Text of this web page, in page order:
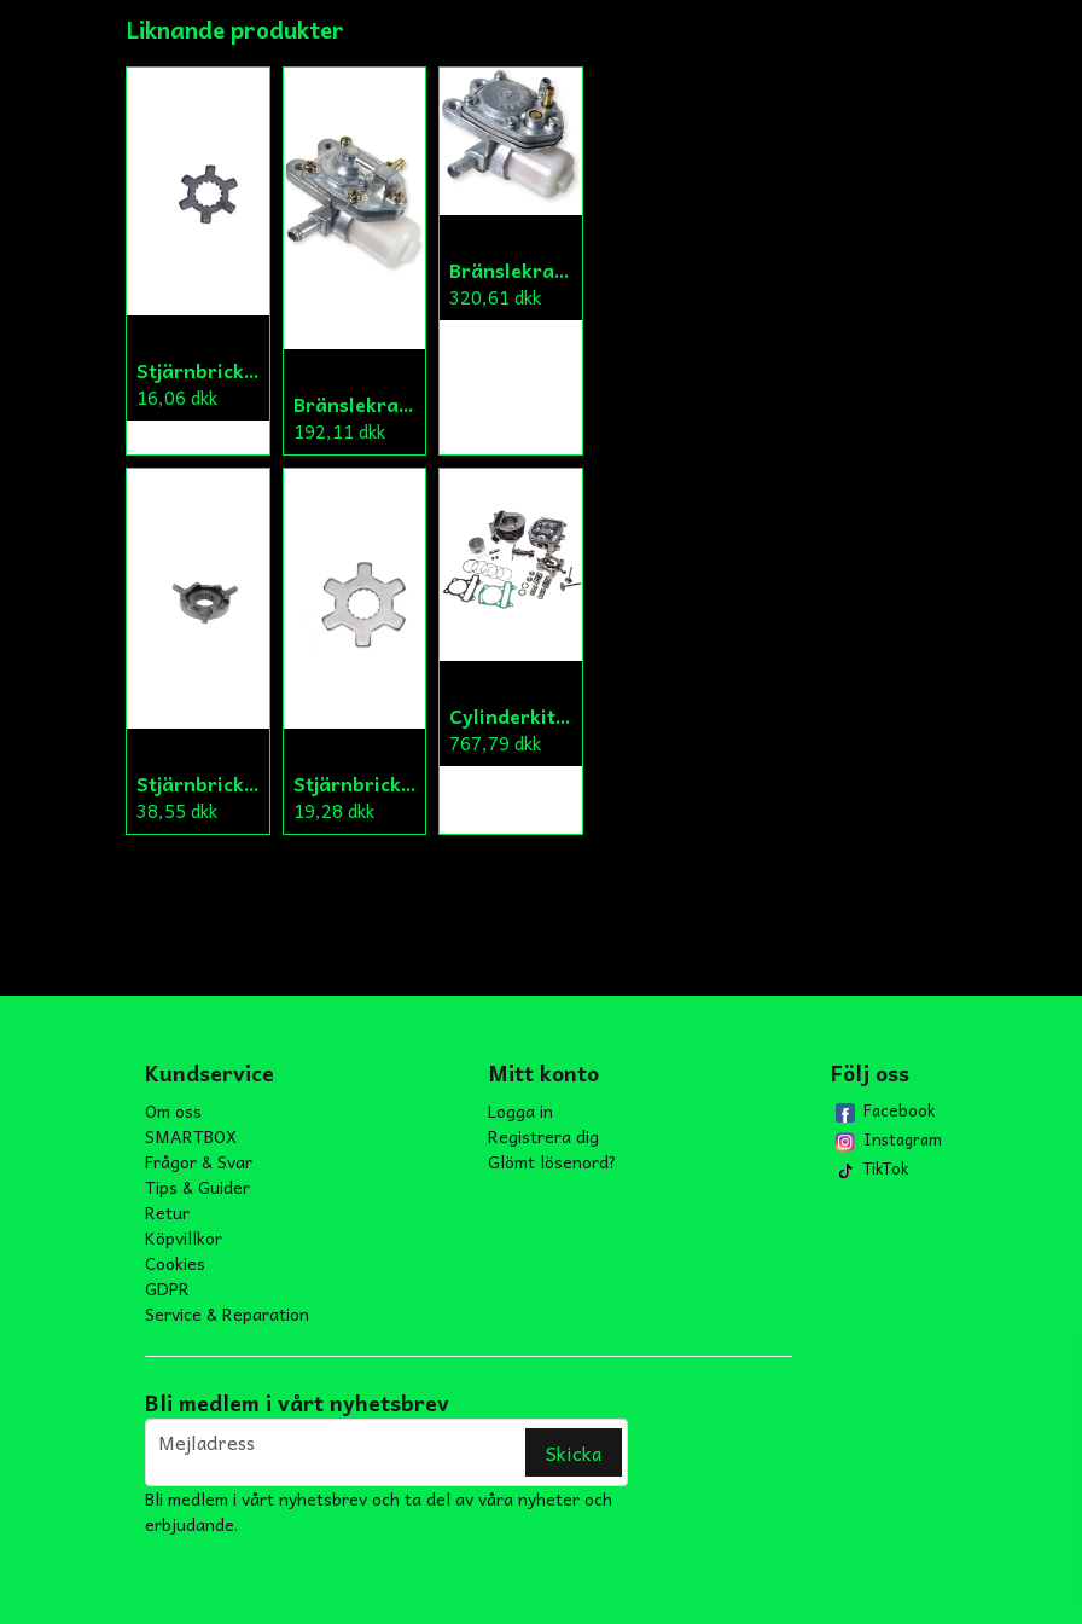
Liknande produkter
Stjärnbricka 16/14mm Yttre Remskiva
16,06 dkk Bränslekran/Vakuumpump PGO
192,11 dkk
Bränslekran/Vakuumpump PGO
320,61 dkk
Stjärnbricka 13/14mm
38,55 dkk
Stjärnbricka 12/13mm Yttre Remskiva
19,28 dkk
Cylinderkit Komplett 150cc GY6
767,79 dkk
Kundservice
Om oss
SMARTBOX
Frågor & Svar
Tips & Guider
Retur
Köpvillkor
Cookies
GDPR
Service & Reparation
Mitt konto
Logga in
Registrera dig
Glömt lösenord?
Följ oss
Facebook
Instagram
TikTok
Bli medlem i vårt nyhetsbrev
email
Mejladress Skicka
Bli medlem i vårt nyhetsbrev och ta del av våra nyheter och
erbjudande.